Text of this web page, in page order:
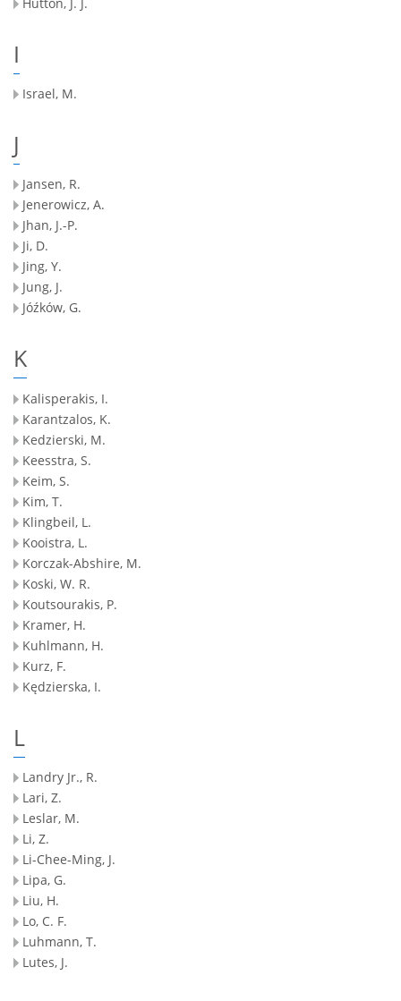
I
Israel, M.
J
Jansen, R.
Jenerowicz, A.
Jhan, J.-P.
Ji, D.
Jing, Y.
Jung, J.
Jóźków, G.
K
Kalisperakis, I.
Karantzalos, K.
Kedzierski, M.
Keesstra, S.
Keim, S.
Kim, T.
Klingbeil, L.
Kooistra, L.
Korczak-Abshire, M.
Koski, W. R.
Koutsourakis, P.
Kramer, H.
Kuhlmann, H.
Kurz, F.
Kędzierska, I.
L
Landry Jr., R.
Lari, Z.
Leslar, M.
Li, Z.
Li-Chee-Ming, J.
Lipa, G.
Liu, H.
Lo, C. F.
Luhmann, T.
Lutes, J.